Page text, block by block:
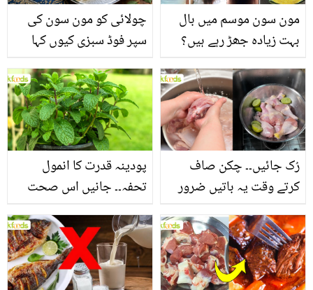
چولائی کو مون سون کی
سپر فوڈ سبزی کیوں کہا
منرلز اور اینٹی آکسیڈنٹس
سے بھرپور اس سبزی کے
فائدے
مون سون موسم میں بال
بہت زیادہ جھڑ رہے ہیں؟
بنانے کے چند قدرتی طریقے
پودینہ قدرت کا انمول
تحفہ۔۔ جانیں اس صحت
انگیز طبی فوائد
رُک جائیں۔۔ چکن صاف
کرتے وقت یہ باتیں ضرور